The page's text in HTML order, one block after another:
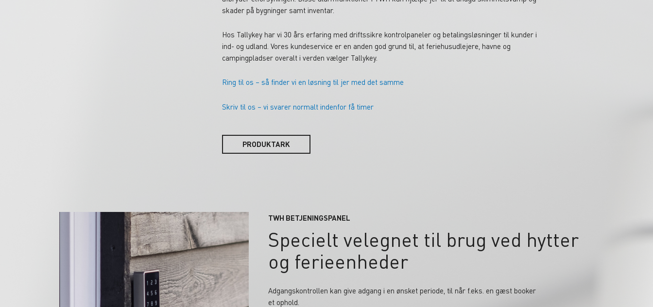
skader på bygninger samt inventar.
Hos Tallykey har vi 30 års erfaring med driftssikre kontrolpaneler og betalingsløsninger til kunder i
ind- og udland. Vores kundeservice er en anden god grund til, at feriehusudlejere, havne og
campingpladser overalt i verden vælger Tallykey.
Ring til os – så finder vi en løsning til jer med det samme
Skriv til os – vi svarer normalt indenfor få timer
PRODUKTARK
TWH BETJENINGSPANEL
Specielt velegnet til brug ved hytter
og ferieenheder
Adgangskontrollen kan give adgang i en ønsket periode, til når f.eks. en gæst booker
et ophold.